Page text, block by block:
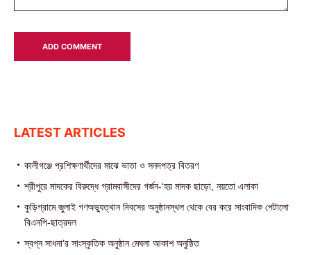
LATEST ARTICLES
কালীগঞ্জে প্রশিক্ষণার্থীদের মাঝে ভাতা ও সনদপত্র বিতরণ
শ্রীপুরে মাদকের বিরুদ্ধে গ্রামবাসীদের গর্জন-‘হয় মাদক ছাড়ো, নয়তো এলাকা
কুড়িগ্রামে জুলাই গণঅভ্যুত্থান দিবসের অনুষ্ঠানস্থল থেকে বের করে সাংবাদিক পেটালো
বিএনপি-ছাত্রদল
স্বপ্ন সাধনা’র সাংস্কৃতিক অনুষ্ঠান মেঘলা আকাশ অনুষ্ঠিত